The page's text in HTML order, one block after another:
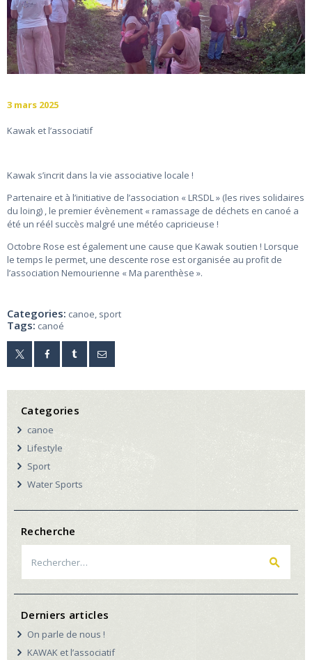
3 mars 2025
Kawak et l’associatif
Kawak s’incrit dans la vie associative locale !
Partenaire et à l’initiative de l’association « LRSDL » (les rives solidaires
du loing) , le premier évènement « ramassage de déchets en canoé a
été un réél succès malgré une météo capricieuse !
Octobre Rose est également une cause que Kawak soutien ! Lorsque
le temps le permet, une descente rose est organisée au profit de
l’association Nemourienne « Ma parenthèse ».
Categories: canoe, sport
Tags: canoé
Categories
canoe
Lifestyle
Sport
Water Sports
Recherche
Derniers articles
On parle de nous !
KAWAK et l’associatif